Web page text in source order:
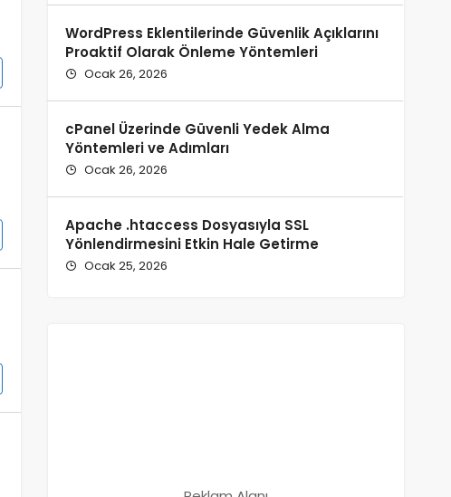
WordPress Eklentilerinde Güvenlik Açıklarını
Proaktif Olarak Önleme Yöntemleri
Ocak 26, 2026
cPanel Üzerinde Güvenli Yedek Alma
Yöntemleri ve Adımları
Ocak 26, 2026
Apache .htaccess Dosyasıyla SSL
Yönlendirmesini Etkin Hale Getirme
Ocak 25, 2026